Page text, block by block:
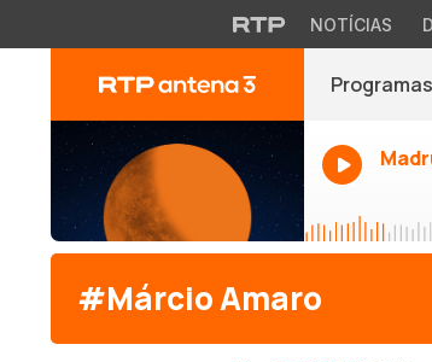
NOTÍCIAS
Programas
#Márcio Amaro